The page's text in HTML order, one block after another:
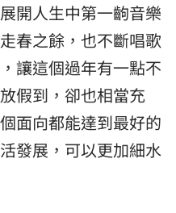
開人生中第一齣音樂
春之餘，也不斷唱歌
讓這個過年有一點不
假到，卻也相當充
面向都能達到最好的
發展，可以更加細水